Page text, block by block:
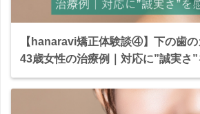
【hanaravi矯正体験談④】下の歯
43歳女性の治療例｜対応に”誠実さ